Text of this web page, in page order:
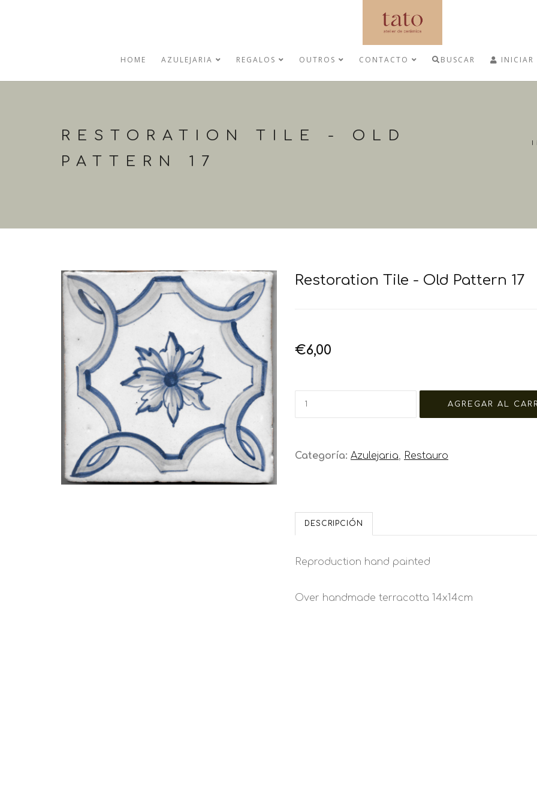
HOME AZULEJARIA REGALOS OUTROS CONTACTO BUSCAR INICIAR
RESTORATION TILE - OLD
PATTERN 17
Restoration Tile - Old Pattern 17
€6,00
Categoría: Azulejaria, Restauro
DESCRIPCIÓN
Reproduction hand painted
Over handmade terracotta 14x14cm